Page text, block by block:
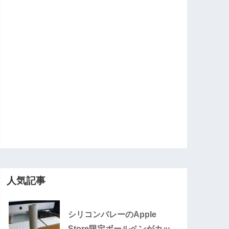
人気記事
シリコンバレーのApple